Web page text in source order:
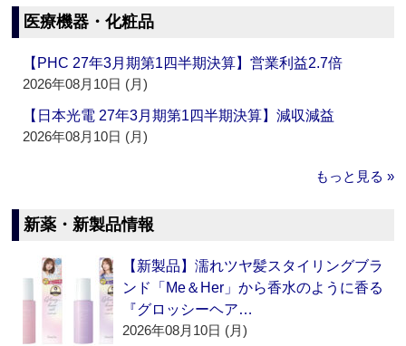
医療機器・化粧品
【PHC 27年3月期第1四半期決算】営業利益2.7倍
2026年08月10日 (月)
【日本光電 27年3月期第1四半期決算】減収減益
2026年08月10日 (月)
もっと見る »
新薬・新製品情報
【新製品】濡れツヤ髪スタイリングブラ
ンド「Me＆Her」から香水のように香る
『グロッシーヘア…
2026年08月10日 (月)